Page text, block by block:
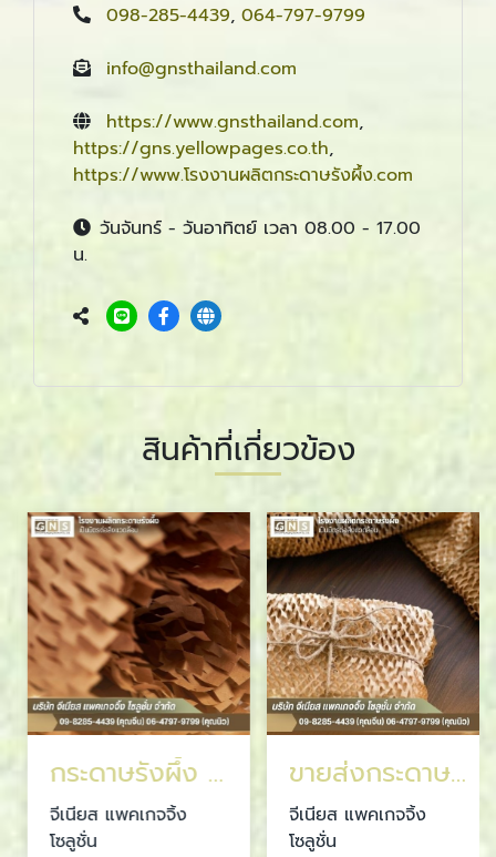
098-285-4439, 064-797-9799
info@gnsthailand.com
https://www.gnsthailand.com,
https://gns.yellowpages.co.th,
https://www.โรงงานผลิตกระดาษรังผึ้ง.com
วันจันทร์ - วันอาทิตย์ เวลา 08.00 - 17.00
น.
สินค้าที่เกี่ยวข้อง
กระดาษรังผึ้ง สมุทรปราการ
จีเนียส แพคเกจจิ้ง
โซลูชั่น
ขายส่งกระดาษรังผึ้ง ราคาส่ง
จีเนียส แพคเกจจิ้ง
โซลูชั่น